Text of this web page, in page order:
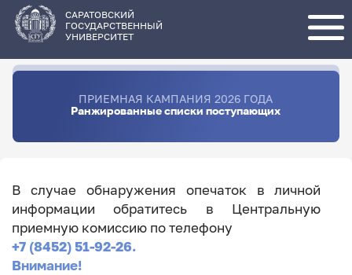
основному
содержанию
САРАТОВСКИЙ
ГОСУДАРСТВЕННЫЙ
УНИВЕРСИТЕТ
ПРИЕМНАЯ КАМПАНИЯ 2026 ГОДА
Ранжированные списки поступающих
В случае обнаружения опечаток в личной
информации обратитесь в Центральную
приемную комиссию по телефону
+7 (8452) 51-92-26.
Внимание!